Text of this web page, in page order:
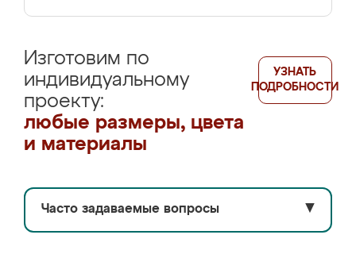
Изготовим по
индивидуальному
проекту:
любые размеры, цвета
и материалы
УЗНАТЬ
ПОДРОБНОСТИ
Часто задаваемые вопросы ▼